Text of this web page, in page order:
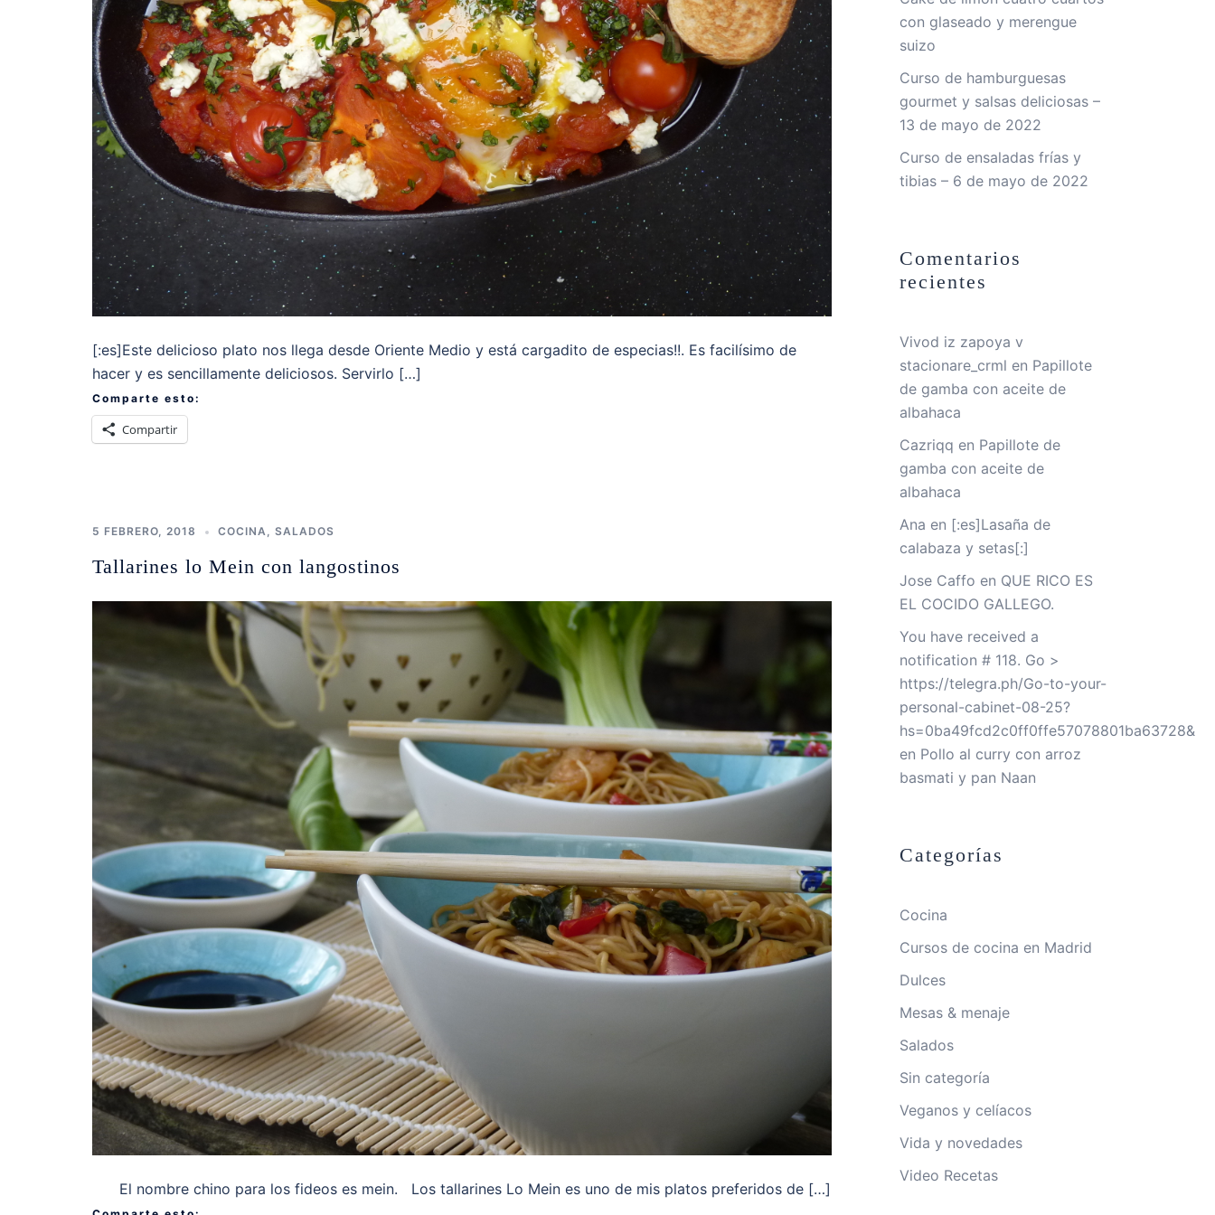
[:es]Este delicioso plato nos llega desde Oriente Medio y está cargadito de especias!!. Es facilísimo de
hacer y es sencillamente deliciosos. Servirlo […]
Comparte esto:
Compartir
5 FEBRERO, 2018 COCINA, SALADOS
Tallarines lo Mein con langostinos
El nombre chino para los fideos es mein. Los tallarines Lo Mein es uno de mis platos preferidos de […]
con glaseado y merengue
suizo
Curso de hamburguesas
gourmet y salsas deliciosas –
13 de mayo de 2022
Curso de ensaladas frías y
tibias – 6 de mayo de 2022
Comentarios
recientes
Vivod iz zapoya v
stacionare_crml en Papillote
de gamba con aceite de
albahaca
Cazriqq en Papillote de
gamba con aceite de
albahaca
Ana en [:es]Lasaña de
calabaza y setas[:]
Jose Caffo en QUE RICO ES
EL COCIDO GALLEGO.
You have received a
notification # 118. Go >
https://telegra.ph/Go-to-your-
personal-cabinet-08-25?
hs=0ba49fcd2c0ff0ffe57078801ba63728&
en Pollo al curry con arroz
basmati y pan Naan
Categorías
Cocina
Cursos de cocina en Madrid
Dulces
Mesas & menaje
Salados
Sin categoría
Veganos y celíacos
Vida y novedades
Video Recetas